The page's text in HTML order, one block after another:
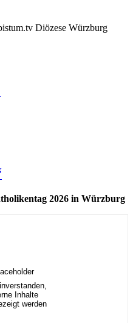
2026 in Würzburg
Inhalte
werden